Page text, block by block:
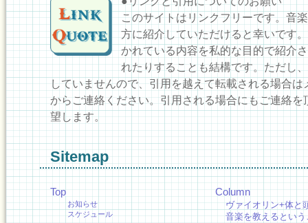
このサイトはリンクフリーです。音
方に紹介していただけると幸いです
かれている内容を私的な目的で紹介
れたりすることも結構です。ただし
していませんので、引用を越えて転載される場合は
からご連絡ください。引用される場合にもご連絡を
望します。
Sitemap
Top
お知らせ
スケジュール
Column
ヴァイオリン+体と
音楽を教えるという